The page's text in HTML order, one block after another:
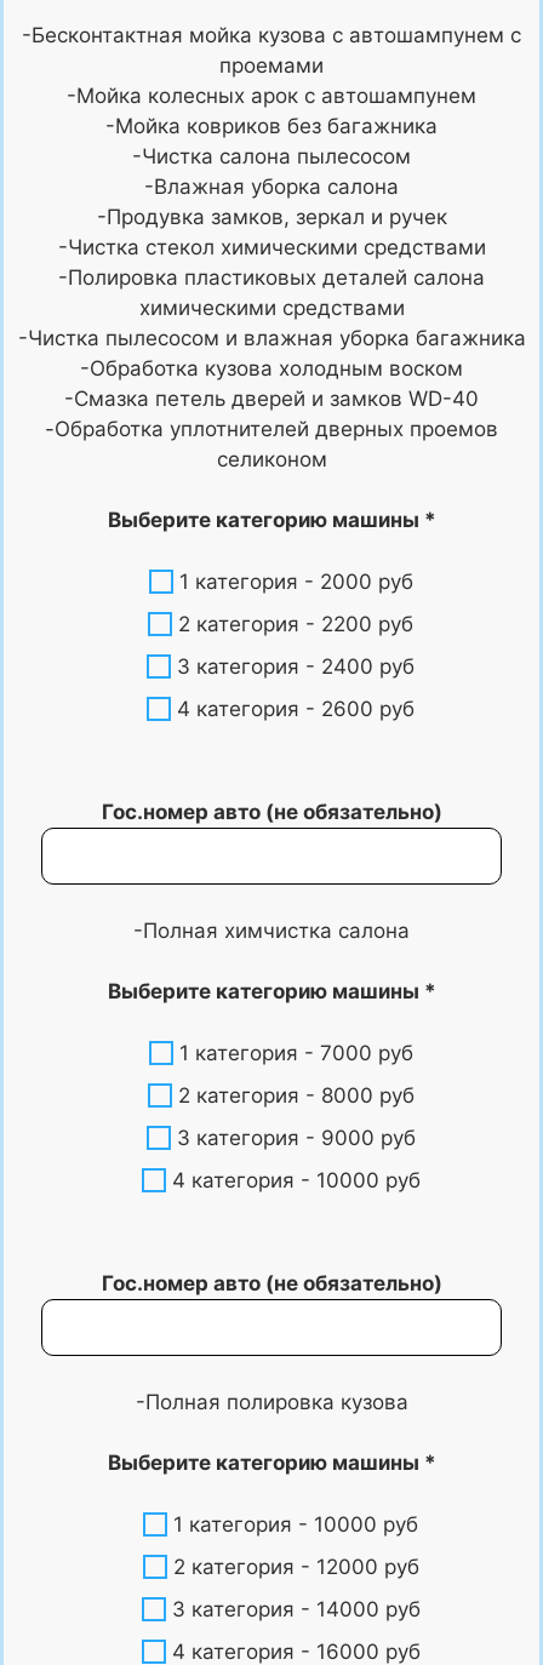
-Бесконтактная мойка кузова с автошампунем с
проемами
-Мойка колесных арок c автошампунем
-Мойка ковриков без багажника
-Чистка салона пылесосом
-Влажная уборка салона
-Продувка замков, зеркал и ручек
-Чистка стекол химическими средствами
-Полировка пластиковых деталей салона
химическими средствами
-Чистка пылесосом и влажная уборка багажника
-Обработка кузова холодным воском
-Смазка петель дверей и замков WD-40
-Обработка уплотнителей дверных проемов
селиконом
Выберите категорию машины *
1 категория - 2000 руб
2 категория - 2200 руб
3 категория - 2400 руб
4 категория - 2600 руб
Гос.номер авто (не обязательно)
-Полная химчистка салона
Выберите категорию машины *
1 категория - 7000 руб
2 категория - 8000 руб
3 категория - 9000 руб
4 категория - 10000 руб
Гос.номер авто (не обязательно)
-Полная полировка кузова
Выберите категорию машины *
1 категория - 10000 руб
2 категория - 12000 руб
3 категория - 14000 руб
4 категория - 16000 руб